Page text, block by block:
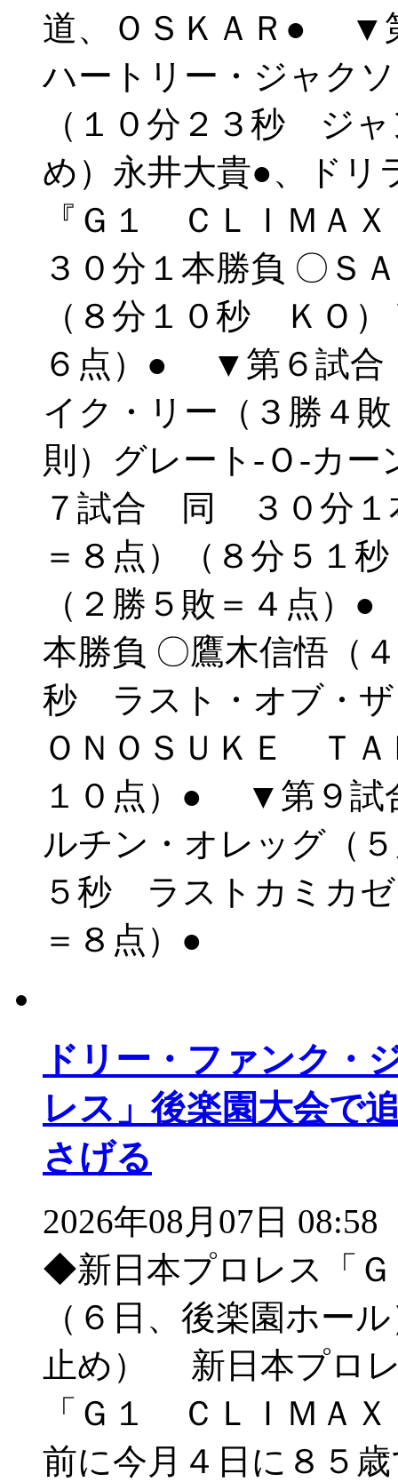
道、ＯＳＫＡＲ● ▼
ハートリー・ジャク
（１０分２３秒 ジ
め）永井大貴●、ド
『Ｇ１ ＣＬＩＭＡ
３０分１本勝負 〇Ｓ
（８分１０秒 ＫＯ）
６点）● ▼第６試合
イク・リー（３勝４
則）グレート‐Ｏ‐カ
７試合 同 ３０分１
＝８点）（８分５１
（２勝５敗＝４点
本勝負 〇鷹木信悟（
秒 ラスト・オブ・
ＯＮＯＳＵＫＥ ＴＡ
１０点）● ▼第９試
ルチン・オレッグ（
５秒 ラストカミカ
＝８点）●
ドリー・ファンク・
レス」後楽園大会で
さげる
2026年08月07日 08:58
◆新日本プロレス「
（６日、後楽園ホー
止め） 新日本プロ
「Ｇ１ ＣＬＩＭＡ
前に今月４日に８５